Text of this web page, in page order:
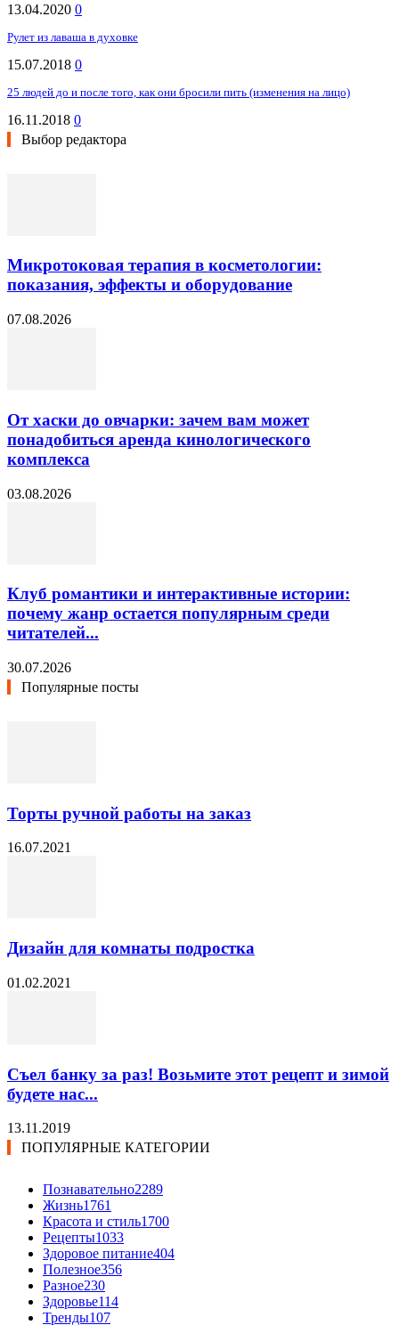
13.04.2020 0
Рулет из лаваша в духовке
15.07.2018 0
25 людей до и после того, как они бросили пить (изменения на лицо)
16.11.2018 0
Выбор редактора
Микротоковая терапия в косметологии:
показания, эффекты и оборудование
07.08.2026
От хаски до овчарки: зачем вам может
понадобиться аренда кинологического
комплекса
03.08.2026
Клуб романтики и интерактивные истории:
почему жанр остается популярным среди
читателей...
30.07.2026
Популярные посты
Торты ручной работы на заказ
16.07.2021
Дизайн для комнаты подростка
01.02.2021
Съел банку за раз! Возьмите этот рецепт и зимой
будете нас...
13.11.2019
ПОПУЛЯРНЫЕ КАТЕГОРИИ
Познавательно2289
Жизнь1761
Красота и стиль1700
Рецепты1033
Здоровое питание404
Полезное356
Разное230
Здоровье114
Тренды107